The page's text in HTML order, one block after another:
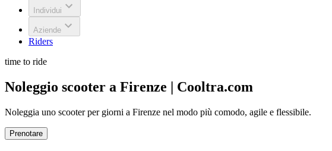
Individui
Aziende
Riders
time to ride
Noleggio scooter a Firenze | Cooltra.com
Noleggia uno scooter per giorni a Firenze nel modo più comodo, agile e flessibile.
Prenotare